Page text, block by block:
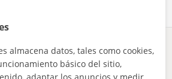
en este perfil?Cuéntanos
almacena datos, tales como cookies,
básico del sitio,
adaptar los anuncios y medir